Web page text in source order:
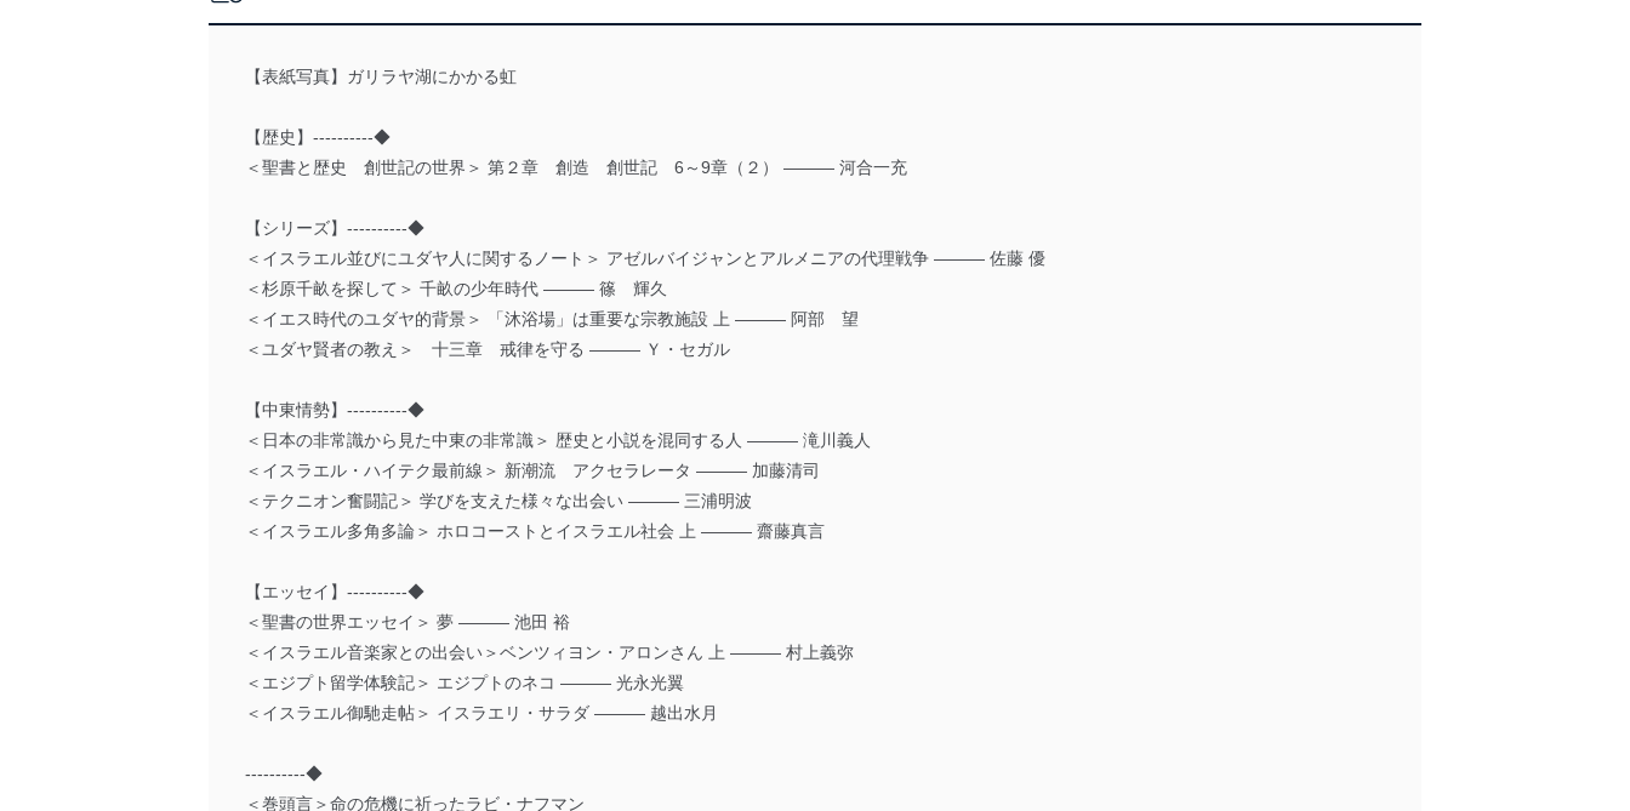
【表紙写真】ガリラヤ湖にかかる虹
【歴史】----------◆
＜聖書と歴史 創世記の世界＞ 第２章 創造 創世記 6～9章（２） ――― 河合一充
【シリーズ】----------◆
＜イスラエル並びにユダヤ人に関するノート＞ アゼルバイジャンとアルメニアの代理戦争 ――― 佐藤 優
＜杉原千畝を探して＞ 千畝の少年時代 ――― 篠 輝久
＜イエス時代のユダヤ的背景＞ 「沐浴場」は重要な宗教施設 上 ――― 阿部 望
＜ユダヤ賢者の教え＞ 十三章 戒律を守る ――― Ｙ・セガル
【中東情勢】----------◆
＜日本の非常識から見た中東の非常識＞ 歴史と小説を混同する人 ――― 滝川義人
＜イスラエル・ハイテク最前線＞ 新潮流 アクセラレータ ――― 加藤清司
＜テクニオン奮闘記＞ 学びを支えた様々な出会い ――― 三浦明波
＜イスラエル多角多論＞ ホロコーストとイスラエル社会 上 ――― 齋藤真言
【エッセイ】----------◆
＜聖書の世界エッセイ＞ 夢 ――― 池田 裕
＜イスラエル音楽家との出会い＞ベンツィヨン・アロンさん 上 ――― 村上義弥
＜エジプト留学体験記＞ エジプトのネコ ――― 光永光翼
＜イスラエル御馳走帖＞ イスラエリ・サラダ ――― 越出水月
----------◆
＜巻頭言＞命の危機に祈ったラビ・ナフマン